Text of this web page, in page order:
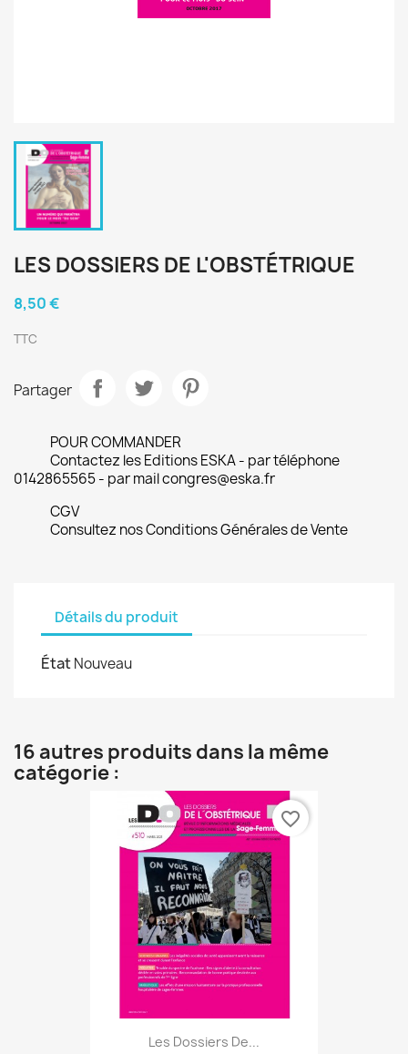
LES DOSSIERS DE L'OBSTÉTRIQUE
8,50 €
TTC
Partager
POUR COMMANDER
Contactez les Editions ESKA - par téléphone
0142865565 - par mail congres@eska.fr
CGV
Consultez nos Conditions Générales de Vente
Détails du produit
ÉtatNouveau
16 autres produits dans la même
catégorie :
Les Dossiers De...
favorite_border